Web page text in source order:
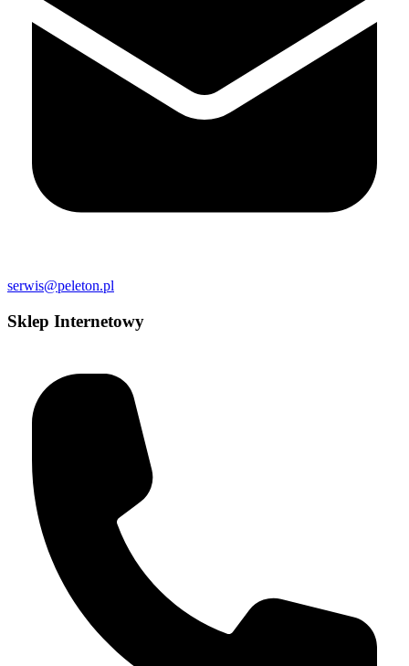
serwis@peleton.pl
Sklep Internetowy